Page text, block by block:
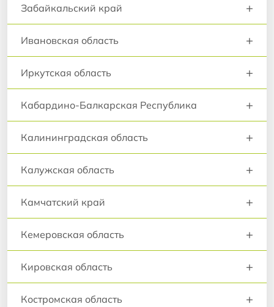
Забайкальский край +
Ивановская область +
Иркутская область +
Кабардино-Балкарская Республика +
Калининградская область +
Калужская область +
Камчатский край +
Кемеровская область +
Кировская область +
Костромская область +